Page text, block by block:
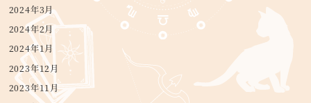
2024年3月
2024年2月
2024年1月
2023年12月
2023年11月